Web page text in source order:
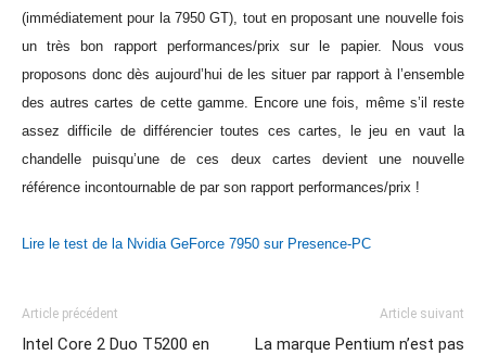
(immédiatement pour la 7950 GT), tout en proposant une nouvelle fois
un très bon rapport performances/prix sur le papier. Nous vous
proposons donc dès aujourd’hui de les situer par rapport à l’ensemble
des autres cartes de cette gamme. Encore une fois, même s’il reste
assez difficile de différencier toutes ces cartes, le jeu en vaut la
chandelle puisqu’une de ces deux cartes devient une nouvelle
référence incontournable de par son rapport performances/prix !
Lire le test de la Nvidia GeForce 7950 sur Presence-PC
Article précédent
Intel Core 2 Duo T5200 en
Article suivant
La marque Pentium n’est pas